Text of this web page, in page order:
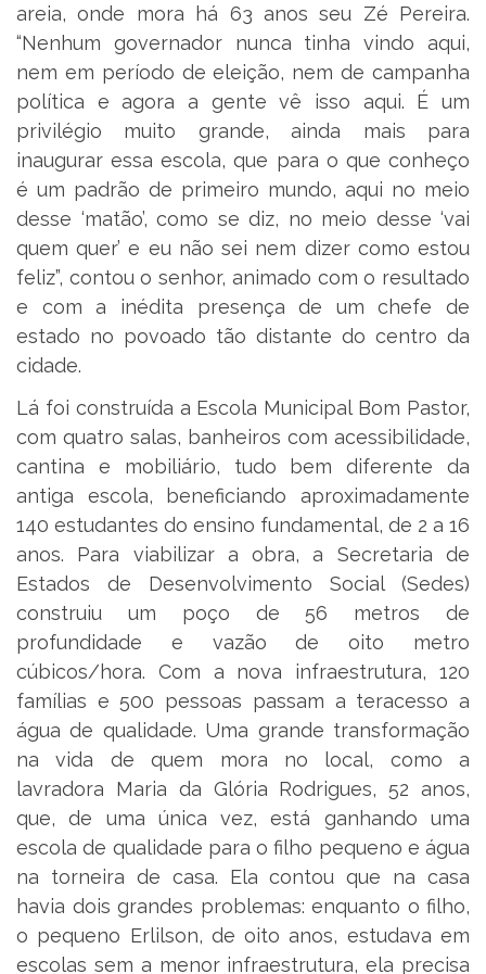
areia, onde mora há 63 anos seu Zé Pereira.
“Nenhum governador nunca tinha vindo aqui,
nem em período de eleição, nem de campanha
política e agora a gente vê isso aqui. É um
privilégio muito grande, ainda mais para
inaugurar essa escola, que para o que conheço
é um padrão de primeiro mundo, aqui no meio
desse ‘matão’, como se diz, no meio desse ‘vai
quem quer’ e eu não sei nem dizer como estou
feliz”, contou o senhor, animado com o resultado
e com a inédita presença de um chefe de
estado no povoado tão distante do centro da
cidade.
Lá foi construída a Escola Municipal Bom Pastor,
com quatro salas, banheiros com acessibilidade,
cantina e mobiliário, tudo bem diferente da
antiga escola, beneficiando aproximadamente
140 estudantes do ensino fundamental, de 2 a 16
anos. Para viabilizar a obra, a Secretaria de
Estados de Desenvolvimento Social (Sedes)
construiu um poço de 56 metros de
profundidade e vazão de oito metro
cúbicos/hora. Com a nova infraestrutura, 120
famílias e 500 pessoas passam a teracesso a
água de qualidade. Uma grande transformação
na vida de quem mora no local, como a
lavradora Maria da Glória Rodrigues, 52 anos,
que, de uma única vez, está ganhando uma
escola de qualidade para o filho pequeno e água
na torneira de casa. Ela contou que na casa
havia dois grandes problemas: enquanto o filho,
o pequeno Erlilson, de oito anos, estudava em
escolas sem a menor infraestrutura, ela precisa